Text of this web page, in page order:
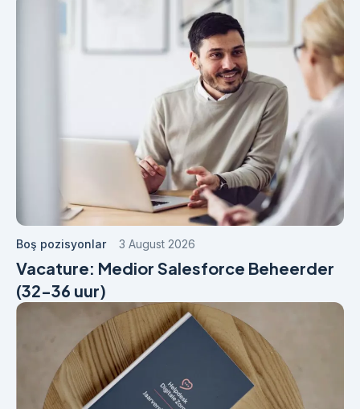
Boş pozisyonlar 3 August 2026
Vacature: Medior Salesforce Beheerder
(32-36 uur)